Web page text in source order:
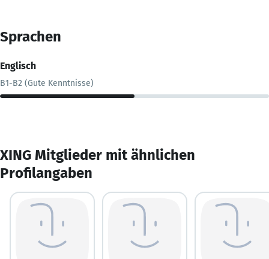
Sprachen
Englisch
B1-B2 (Gute Kenntnisse)
XING Mitglieder mit ähnlichen
Profilangaben